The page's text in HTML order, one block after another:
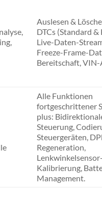
Auslesen &
DTCs (Standard &
Live-Daten-
Freeze-Frame-
Bereitschaft, VIN-
Alle Funktionen
fortgeschrittener
plus:
Steuerung,
Steuergeräten,
Regeneration,
Lenkwinkelsensor-
Kalibrierung,
Management.